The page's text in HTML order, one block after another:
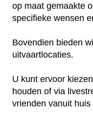
op maat gemaakte
specifieke wensen
Bovendien bieden
uitvaartlocaties.
U kunt ervoor
houden of via
vrienden vanuit